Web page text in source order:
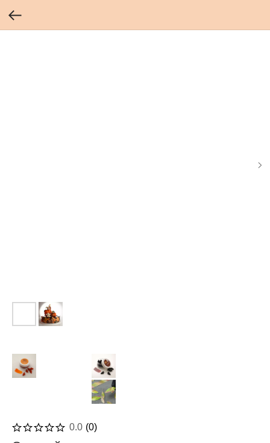
0.0 (0)